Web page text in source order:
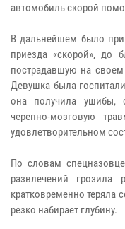
автомобиль скорой
В дальнейшем было
приезда «скорой», до
пострадавшую на своем
Девушка была
она получила ушибы,
черепно-мозговую
удовлетворительном
По словам
развлечений
кратковременно теряла
резко набирает глубину.